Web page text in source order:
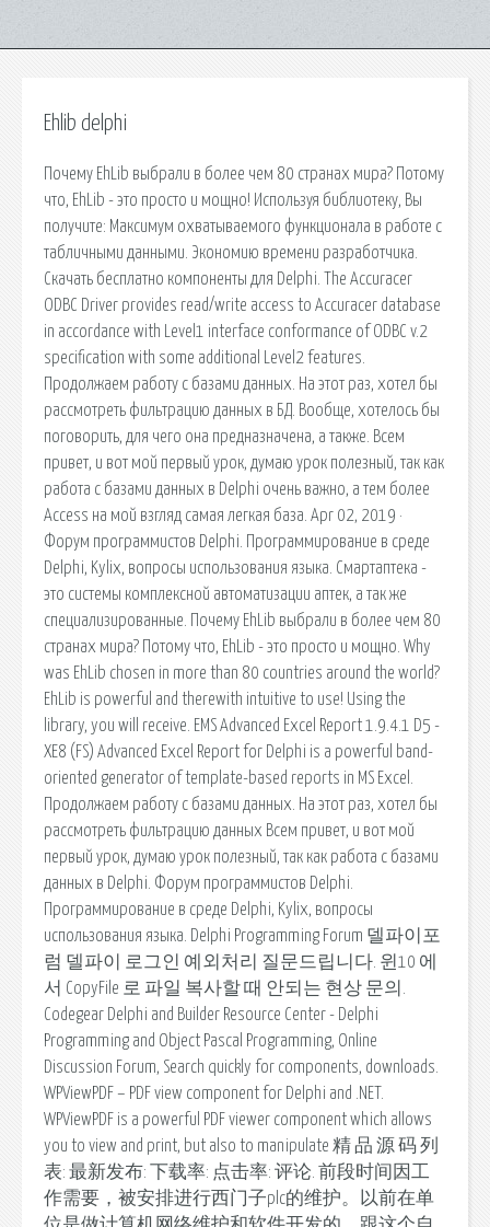
Ehlib delphi
Почему EhLib выбрали в более чем 80 странах мира? Потому
что, EhLib - это просто и мощно! Используя библиотеку, Вы
получите: Максимум охватываемого функционала в работе с
табличными данными. Экономию времени разработчика.
Скачать бесплатно компоненты для Delphi. The Accuracer
ODBC Driver provides read/write access to Accuracer database
in accordance with Level1 interface conformance of ODBC v.2
specification with some additional Level2 features.
Продолжаем работу с базами данных. На этот раз, хотел бы
рассмотреть фильтрацию данных в БД. Вообще, хотелось бы
поговорить, для чего она предназначена, а также. Всем
привет, и вот мой первый урок, думаю урок полезный, так как
работа с базами данных в Delphi очень важно, а тем более
Access на мой взгляд самая легкая база. Apr 02, 2019 ·
Форум программистов Delphi. Программирование в среде
Delphi, Kylix, вопросы использования языка. Смартаптека -
это системы комплексной автоматизации аптек, а так же
специализированные. Почему EhLib выбрали в более чем 80
странах мира? Потому что, EhLib - это просто и мощно. Why
was EhLib chosen in more than 80 countries around the world?
EhLib is powerful and therewith intuitive to use! Using the
library, you will receive. EMS Advanced Excel Report 1.9.4.1 D5 -
XE8 (FS) Advanced Excel Report for Delphi is a powerful band-
oriented generator of template-based reports in MS Excel.
Продолжаем работу с базами данных. На этот раз, хотел бы
рассмотреть фильтрацию данных Всем привет, и вот мой
первый урок, думаю урок полезный, так как работа с базами
данных в Delphi. Форум программистов Delphi.
Программирование в среде Delphi, Kylix, вопросы
использования языка. Delphi Programming Forum 델파이포
럼 델파이 로그인 예외처리 질문드립니다. 윈10 에
서 CopyFile 로 파일 복사할 때 안되는 현상 문의.
Codegear Delphi and Builder Resource Center - Delphi
Programming and Object Pascal Programming, Online
Discussion Forum, Search quickly for components, downloads.
WPViewPDF – PDF view component for Delphi and .NET.
WPViewPDF is a powerful PDF viewer component which allows
you to view and print, but also to manipulate 精 品 源 码 列
表: 最新发布: 下载率: 点击率: 评论. 前段时间因工
作需要，被安排进行西门子plc的维护。以前在单